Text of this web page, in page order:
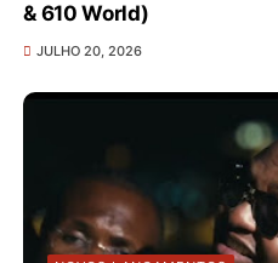
& 610 World)
JULHO 20, 2026